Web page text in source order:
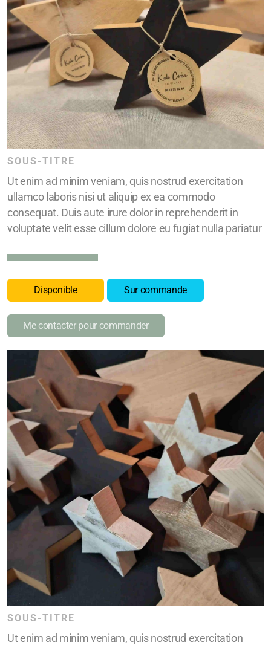
SOUS-TITRE
Ut enim ad minim veniam, quis nostrud exercitation
ullamco laboris nisi ut aliquip ex ea commodo
consequat. Duis aute irure dolor in reprehenderit in
voluptate velit esse cillum dolore eu fugiat nulla pariatur
Disponible Sur commande
Me contacter pour commander
SOUS-TITRE
Ut enim ad minim veniam, quis nostrud exercitation